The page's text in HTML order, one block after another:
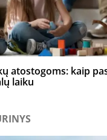
atostogoms: kaip
laiku